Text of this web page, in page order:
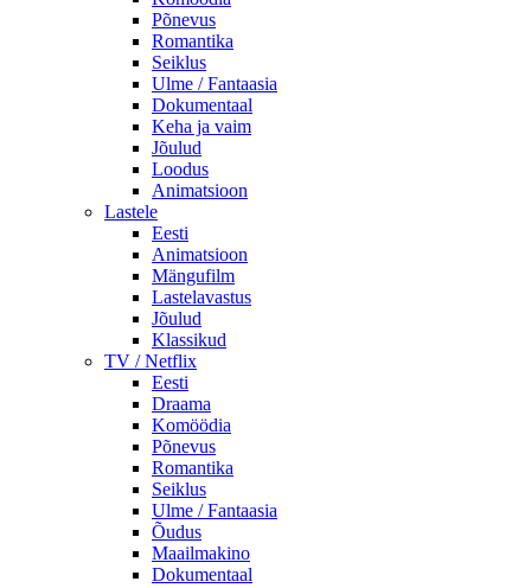
Põnevus
Romantika
Seiklus
Ulme / Fantaasia
Dokumentaal
Keha ja vaim
Jõulud
Loodus
Animatsioon
Lastele
Eesti
Animatsioon
Mängufilm
Lastelavastus
Jõulud
Klassikud
TV / Netflix
Eesti
Draama
Komöödia
Põnevus
Romantika
Seiklus
Ulme / Fantaasia
Õudus
Maailmakino
Dokumentaal